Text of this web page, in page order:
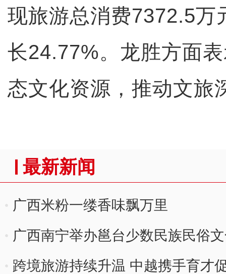
现旅游总消费7372.5万
长24.77%。龙胜方面
态文化资源，推动文旅
最新新闻
广西米粉一缕香味飘万里
广西南宁举办邕台少数民族民俗
跨境旅游持续升温 中越携手育才